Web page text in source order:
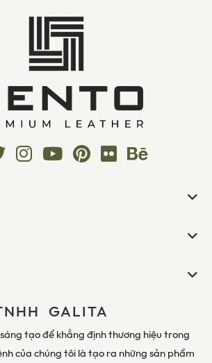
GALITA
tạo để khẳng định thương hiệu trong
của chúng tôi là tạo ra những sản phẩm